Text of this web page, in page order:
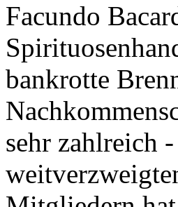
Facundo
bankrotte
sehr zahlreich